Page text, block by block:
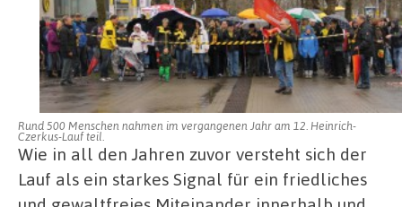
Rund 500 Menschen nahmen im vergangenen Jahr am 12. Heinrich-
Czerkus-Lauf teil.
Wie in all den Jahren zuvor versteht sich der
Lauf als ein starkes Signal für ein friedliches